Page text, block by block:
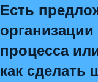
Есть
организации
процесса
как сделать